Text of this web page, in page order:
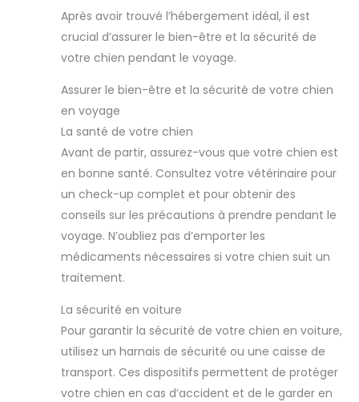
Après avoir trouvé l’hébergement idéal, il est
crucial d’assurer le bien-être et la sécurité de
votre chien pendant le voyage.
Assurer le bien-être et la sécurité de votre chien
en voyage
La santé de votre chien
Avant de partir, assurez-vous que votre chien est
en bonne santé. Consultez votre vétérinaire pour
un check-up complet et pour obtenir des
conseils sur les précautions à prendre pendant le
voyage. N’oubliez pas d’emporter les
médicaments nécessaires si votre chien suit un
traitement.
La sécurité en voiture
Pour garantir la sécurité de votre chien en voiture,
utilisez un harnais de sécurité ou une caisse de
transport. Ces dispositifs permettent de protéger
votre chien en cas d’accident et de le garder en